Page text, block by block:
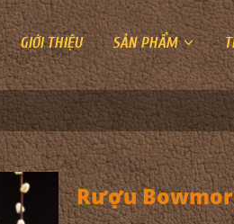
GIỚI THIỆU SẢN PHẨM
Rượu